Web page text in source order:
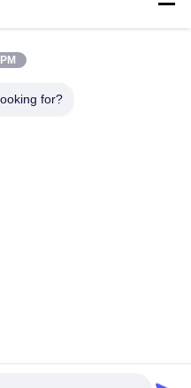
Products Co., Ltd.
Plastic Products Co., Ltd. .
for?